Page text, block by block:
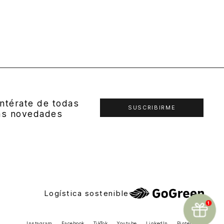
de todas
novedades
SUSCRIBIRME
Logística sostenible